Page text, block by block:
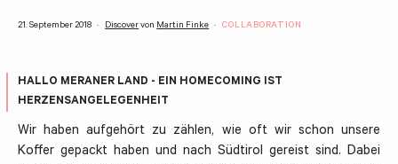
21. September 2018 DiscovervonMartin Finke COLLABORATION
HALLO MERANER LAND - EIN HOMECOMING IST
HERZENSANGELEGENHEIT
Wir haben aufgehört zu zählen, wie oft wir schon unsere
Koffer gepackt haben und nach Südtirol gereist sind. Dabei